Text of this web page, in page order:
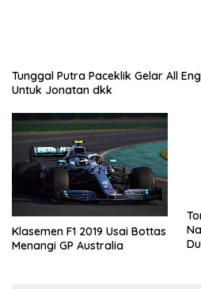
Tunggal Putra Paceklik Gelar All
Untuk Jonatan dkk
Klasemen F1 2019 Usai Bottas
Menangi GP Australia